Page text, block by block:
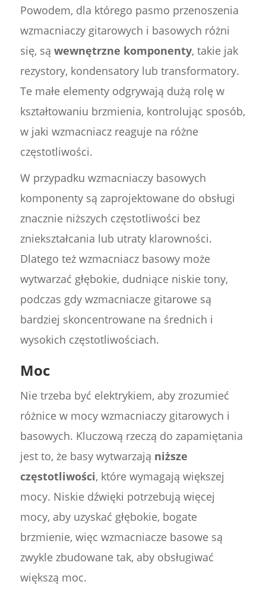
Powodem, dla którego pasmo przenoszenia
wzmacniaczy gitarowych i basowych różni
się, są wewnętrzne komponenty, takie jak
rezystory, kondensatory lub transformatory.
Te małe elementy odgrywają dużą rolę w
kształtowaniu brzmienia, kontrolując sposób,
w jaki wzmacniacz reaguje na różne
częstotliwości.
W przypadku wzmacniaczy basowych
komponenty są zaprojektowane do obsługi
znacznie niższych częstotliwości bez
zniekształcania lub utraty klarowności.
Dlatego też wzmacniacz basowy może
wytwarzać głębokie, dudniące niskie tony,
podczas gdy wzmacniacze gitarowe są
bardziej skoncentrowane na średnich i
wysokich częstotliwościach.
Moc
Nie trzeba być elektrykiem, aby zrozumieć
różnice w mocy wzmacniaczy gitarowych i
basowych. Kluczową rzeczą do zapamiętania
jest to, że basy wytwarzają niższe
częstotliwości, które wymagają większej
mocy. Niskie dźwięki potrzebują więcej
mocy, aby uzyskać głębokie, bogate
brzmienie, więc wzmacniacze basowe są
zwykle zbudowane tak, aby obsługiwać
większą moc.